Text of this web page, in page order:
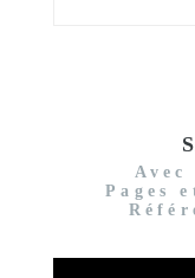
Avec
Pages